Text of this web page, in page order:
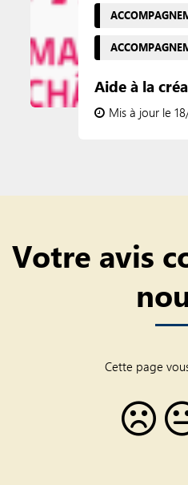
Aide à la
Mis à jour le
Votre avis
Cette page